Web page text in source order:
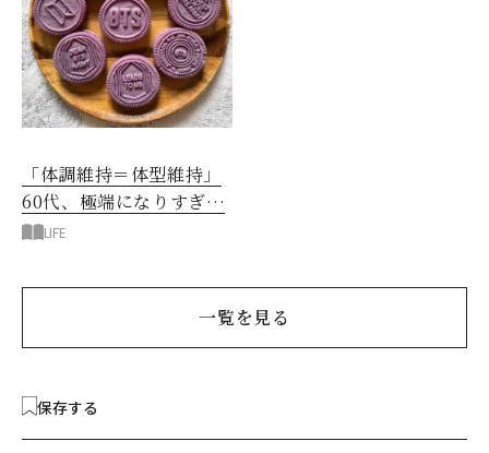
「体調維持＝体型維持」
60代、極端になりすぎな
い食べ方を模索中です
LIFE
一覧を見る
保存する